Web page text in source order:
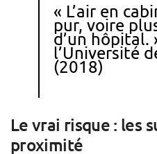
« L’air en
pur, voire
d’un
l’Université
(2018)
Le vrai risque : les
proximité